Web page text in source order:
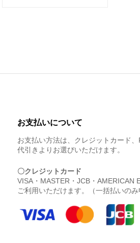
お支払いについて
お支払い方法は、クレジットカード、
代引きよりお選びいただけます。
〇クレジットカード
VISA・MASTER・JCB・AMERICAN
ご利用いただけます。（一括払いのみ